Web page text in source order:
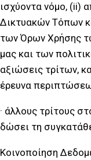
ισχύοντα νόμο, (ii)
Δικτυακών Τόπων
των Όρων Χρήσης
μας και των
αξιώσεις τρίτων,
έρευνα
· άλλους τρίτους
δώσει τη
Κοινοποίηση